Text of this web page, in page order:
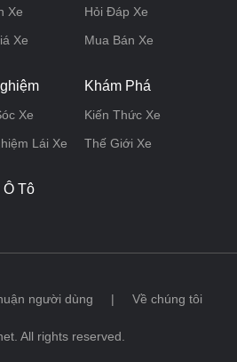
Xe
Xe
Hỏi Đáp Xe
Mua Bán Xe
Xe
Lái Xe
Khám Phá
Kiến Thức Xe
Thế Giới Xe
Ô Tô
người dùng | Về chúng tôi
All rights reserved.